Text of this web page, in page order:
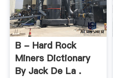
B - Hard Rock
Miners Dictionary
By Jack De La .